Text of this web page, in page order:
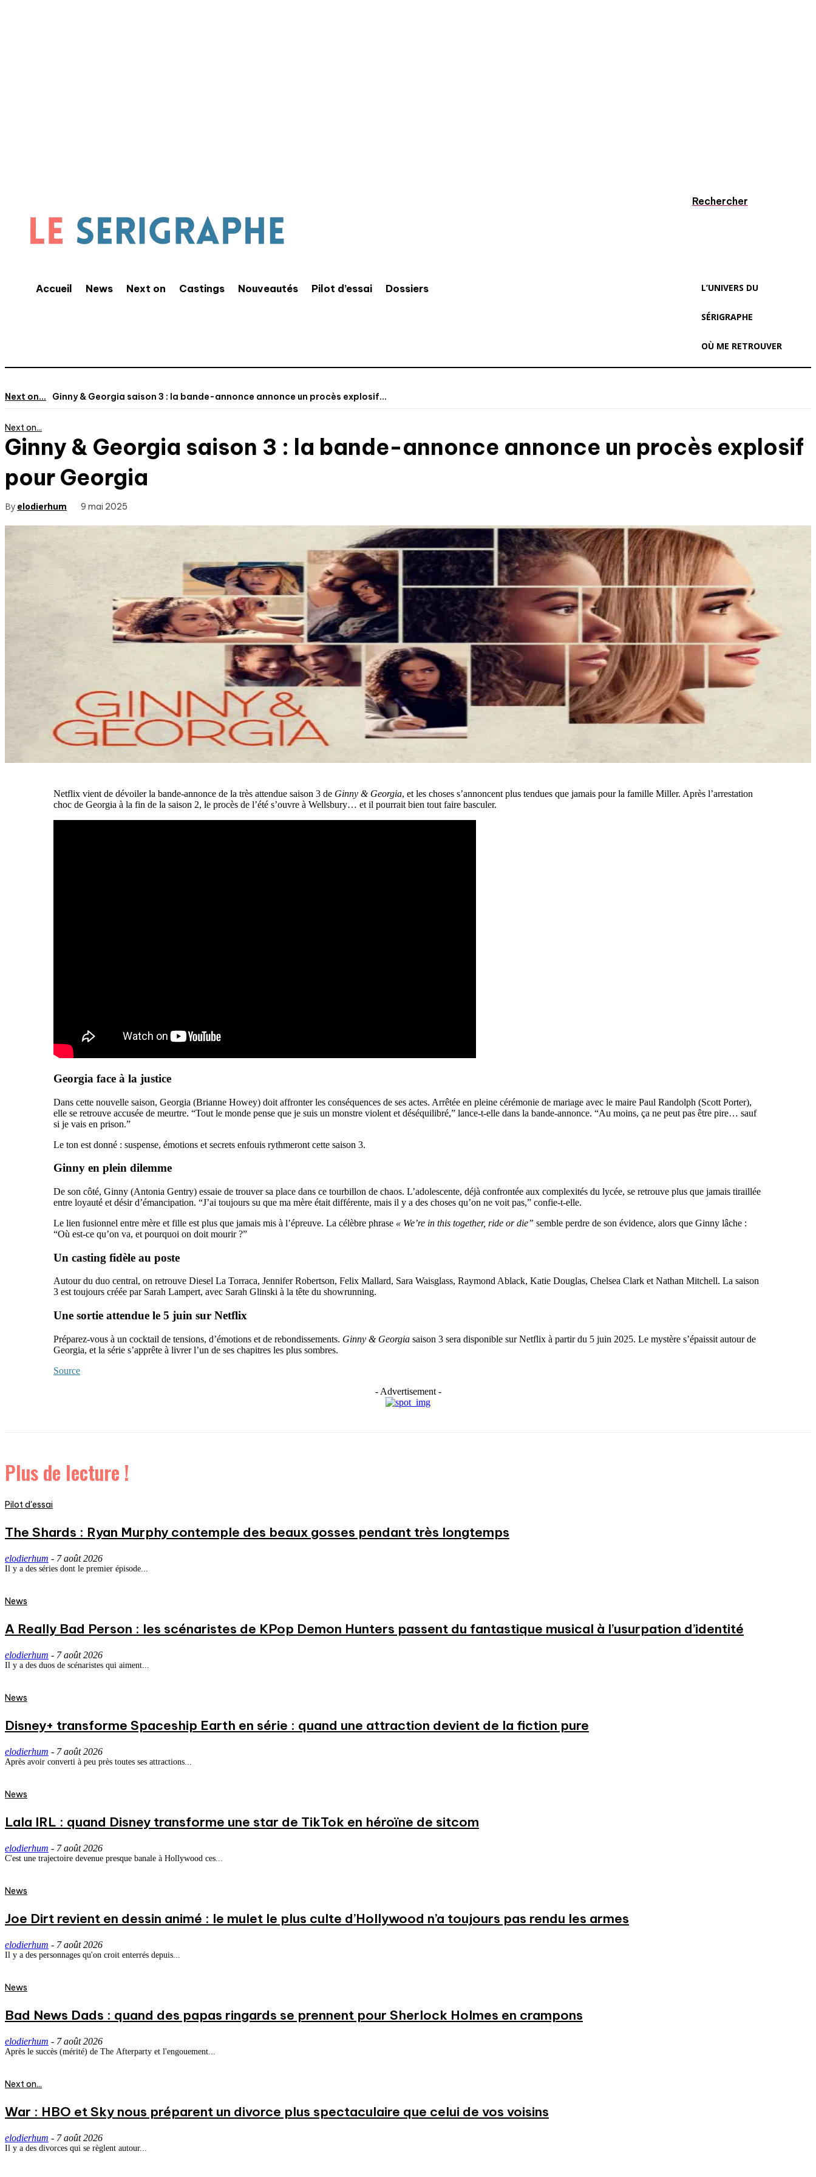
Accueil News Next on Castings Nouveautés Pilot d’essai Dossiers
Rechercher
L’UNIVERS DU
SÉRIGRAPHE
OÙ ME RETROUVER
Next on... Ginny & Georgia saison 3 : la bande-annonce annonce un procès explosif...
Next on...
Ginny & Georgia saison 3 : la bande-annonce annonce un procès explosif
pour Georgia
By elodierhum 9 mai 2025
Netflix vient de dévoiler la bande-annonce de la très attendue saison 3 de Ginny & Georgia, et les choses s’annoncent plus tendues que jamais pour la famille Miller. Après l’arrestation
choc de Georgia à la fin de la saison 2, le procès de l’été s’ouvre à Wellsbury… et il pourrait bien tout faire basculer.
Georgia face à la justice
Dans cette nouvelle saison, Georgia (Brianne Howey) doit affronter les conséquences de ses actes. Arrêtée en pleine cérémonie de mariage avec le maire Paul Randolph (Scott Porter),
elle se retrouve accusée de meurtre. “Tout le monde pense que je suis un monstre violent et déséquilibré,” lance-t-elle dans la bande-annonce. “Au moins, ça ne peut pas être pire… sauf
si je vais en prison.”
Le ton est donné : suspense, émotions et secrets enfouis rythmeront cette saison 3.
Ginny en plein dilemme
De son côté, Ginny (Antonia Gentry) essaie de trouver sa place dans ce tourbillon de chaos. L’adolescente, déjà confrontée aux complexités du lycée, se retrouve plus que jamais tiraillée
entre loyauté et désir d’émancipation. “J’ai toujours su que ma mère était différente, mais il y a des choses qu’on ne voit pas,” confie-t-elle.
Le lien fusionnel entre mère et fille est plus que jamais mis à l’épreuve. La célèbre phrase « We’re in this together, ride or die” semble perdre de son évidence, alors que Ginny lâche :
“Où est-ce qu’on va, et pourquoi on doit mourir ?”
Un casting fidèle au poste
Autour du duo central, on retrouve Diesel La Torraca, Jennifer Robertson, Felix Mallard, Sara Waisglass, Raymond Ablack, Katie Douglas, Chelsea Clark et Nathan Mitchell. La saison
3 est toujours créée par Sarah Lampert, avec Sarah Glinski à la tête du showrunning.
Une sortie attendue le 5 juin sur Netflix
Préparez-vous à un cocktail de tensions, d’émotions et de rebondissements. Ginny & Georgia saison 3 sera disponible sur Netflix à partir du 5 juin 2025. Le mystère s’épaissit autour de
Georgia, et la série s’apprête à livrer l’un de ses chapitres les plus sombres.
Source
- Advertisement -
Plus de lecture !
Pilot d'essai
The Shards : Ryan Murphy contemple des beaux gosses pendant très longtemps
elodierhum - 7 août 2026
Il y a des séries dont le premier épisode...
News
A Really Bad Person : les scénaristes de KPop Demon Hunters passent du fantastique musical à l’usurpation d’identité
elodierhum - 7 août 2026
Il y a des duos de scénaristes qui aiment...
News
Disney+ transforme Spaceship Earth en série : quand une attraction devient de la fiction pure
elodierhum - 7 août 2026
Après avoir converti à peu près toutes ses attractions...
News
Lala IRL : quand Disney transforme une star de TikTok en héroïne de sitcom
elodierhum - 7 août 2026
C'est une trajectoire devenue presque banale à Hollywood ces...
News
Joe Dirt revient en dessin animé : le mulet le plus culte d’Hollywood n’a toujours pas rendu les armes
elodierhum - 7 août 2026
Il y a des personnages qu'on croit enterrés depuis...
News
Bad News Dads : quand des papas ringards se prennent pour Sherlock Holmes en crampons
elodierhum - 7 août 2026
Après le succès (mérité) de The Afterparty et l'engouement...
Next on...
War : HBO et Sky nous préparent un divorce plus spectaculaire que celui de vos voisins
elodierhum - 7 août 2026
Il y a des divorces qui se règlent autour...